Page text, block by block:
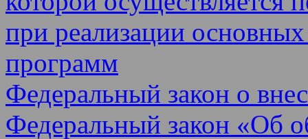
при реализации
программ
Федеральный закон о
Федеральный закон «Об